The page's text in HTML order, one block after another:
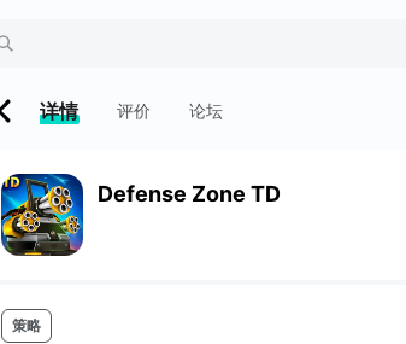
详情 评价 论坛
Defense Zone TD
策略